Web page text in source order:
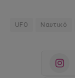
UFO Ναυτικό